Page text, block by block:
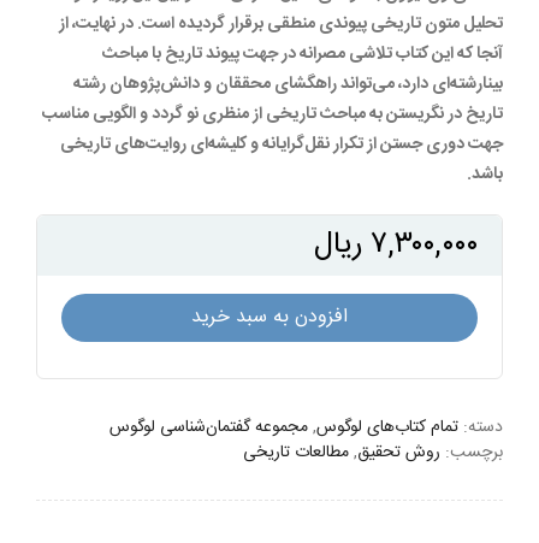
تحلیل متون تاریخی پیوندی منطقی برقرار گردیده است. در نهایت، از
آنجا که این کتاب تلاشی مصرانه در جهت پیوند تاریخ با مباحث
بینارشته‌ای دارد، می‌تواند راهگشای محققان و دانش‌پژوهان رشته
تاریخ در نگریستن به مباحث تاریخی از منظری نو گردد و الگویی مناسب
جهت دوری جستن از تکرار نقل‌گرایانه و کلیشه‌ای روایت‌‌های تاریخی
باشد.
۷,۳۰۰,۰۰۰ ریال
تحلیل
گفتمانی
افزودن به سبد خرید
دسته: تمام کتاب‌های لوگوس,مجموعه گفتمان‌شناسی لوگوس
برچسب: روش تحقیق,مطالعات تاریخی